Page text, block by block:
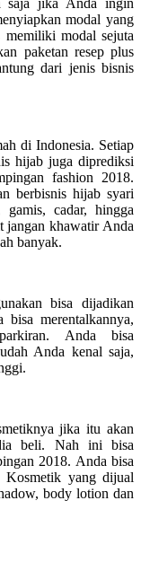
saja jika Anda ingin
modal yang
memiliki modal sejuta
paketan resep plus
dari jenis bisnis
di Indonesia. Setiap
hijab juga diprediksi
fashion 2018.
berbisnis hijab syari
gamis, cadar, hingga
jangan khawatir Anda
banyak.
bisa dijadikan
merentalkannya,
Anda bisa
Anda kenal saja,
jika itu akan
beli. Nah ini bisa
2018. Anda bisa
Kosmetik yang dijual
body lotion dan